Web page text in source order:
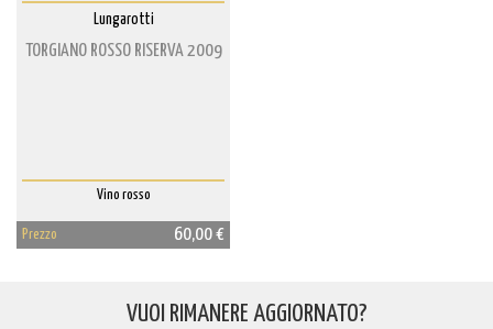
Lungarotti
TORGIANO ROSSO RISERVA 2009
Vino rosso
Prezzo 60,00 €
VUOI RIMANERE AGGIORNATO?